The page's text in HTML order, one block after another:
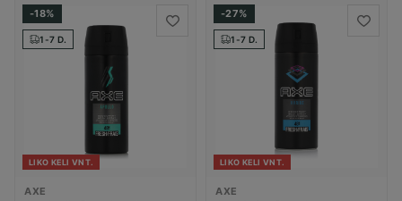
-18%
1-7 D.
LIKO KELI VNT.
AXE
-27%
1-7 D.
LIKO KELI VNT.
AXE